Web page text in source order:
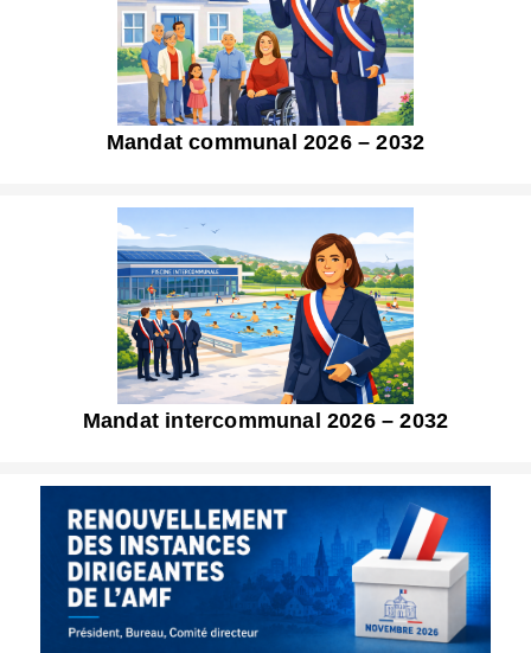
Mandat communal 2026 – 2032
Mandat intercommunal 2026 – 2032